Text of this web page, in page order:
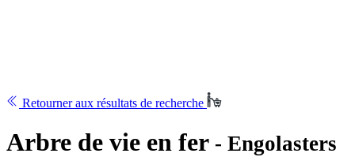
Retourner aux résultats de recherche
Arbre de vie en fer - Engolasters